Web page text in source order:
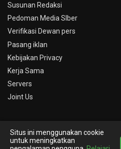
Susunan Redaksi
Pedoman Media SIber
Verifikasi Dewan pers
Pasang iklan
Kebijakan Privacy
Kerja Sama
Servers
Joint Us
© Copyright 2019 -
Situs ini menggunakan cookie
untuk meningkatkan